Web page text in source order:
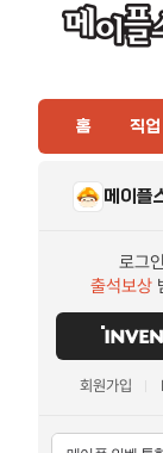
홈 직
메이플
로그
출석보상
회원가입